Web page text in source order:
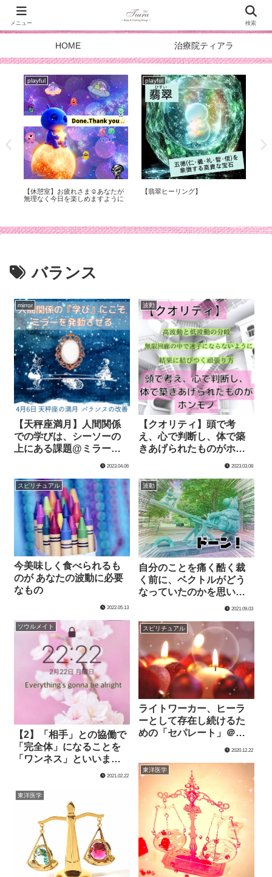
HOME 治療院ティアラ
playful
【休憩室】お疲れさま☺︎あなたが
無理なく今日を楽しめますように
playful
【翡翠ヒーリング】
バランス
mirror
【天秤座満月】人間関係
での学びは、シーソーの
上にある課題@ミラーを
使いバランスをとること2023.04.06
波動
【クオリティ】頭で考
え、心で判断し、体で築
きあげられたものがホン
2023.03.08
スピリチュアル
今美味しく食べられるも
のが あなたの波動に必要
なもの
2022.05.13
波動
自分のことを痛く酷く裁
く前に、ベクトルがどう
なっていたのかを思い出
2021.09.03
ソウルメイト
【2】「相手」との協働で
「完全体」になることを
「ワンネス」といいま
2021.02.22
スピリチュアル
ライトワーカー、ヒーラ
ーとして存在し続けるた
めの「セパレート」＠ヒ
ーリングとは対象の波動2020.12.22
東洋医学
東洋医学
メニュー 検索